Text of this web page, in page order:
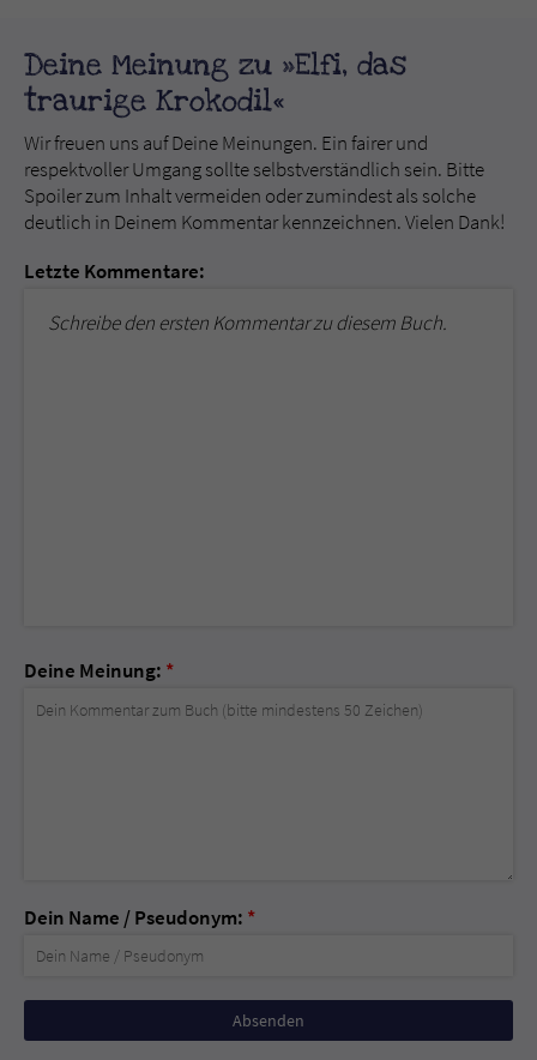
Deine Meinung zu »Elfi, das
traurige Krokodil«
Wir freuen uns auf Deine Meinungen. Ein fairer und
respektvoller Umgang sollte selbstverständlich sein. Bitte
Spoiler zum Inhalt vermeiden oder zumindest als solche
deutlich in Deinem Kommentar kennzeichnen. Vielen Dank!
Letzte Kommentare:
Schreibe den ersten Kommentar zu diesem Buch.
Deine Meinung: *
Dein Name / Pseudonym: *
Nicht
ausfüllen!